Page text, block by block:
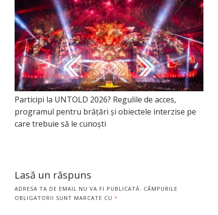
Participi la UNTOLD 2026? Regulile de acces,
programul pentru brățări și obiectele interzise pe
care trebuie să le cunoști
Lasă un răspuns
ADRESA TA DE EMAIL NU VA FI PUBLICATĂ. CÂMPURILE
OBLIGATORII SUNT MARCATE CU *